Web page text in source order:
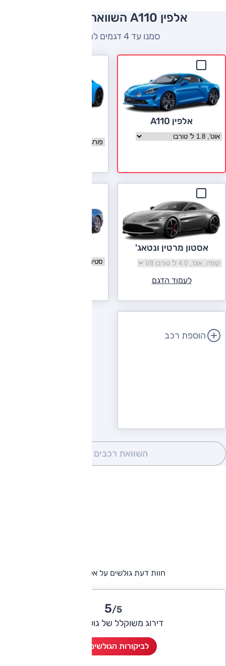
אלפין A110 השוואה למתחרים
סמנו עד 4 דגמים להשוואה
אלפין A110
בחר גרסה אלפין A110
בחר גרסה פורשה 911
אסטון מרטין ונטאג'
בחר גרסה אסטון מרטין ונטאג'
לעמוד הדגם
בחר גרסה שברולט קורבט
הוספת רכב
השוואת רכבים
חוות דעת גולשים על אלפין A110
5/5
דירוג משוקלל של גולשי אוטו
לביקורות הגולשים (1)